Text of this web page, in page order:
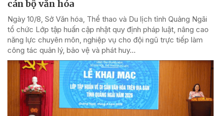
cán bộ văn hóa
Ngày 10/8, Sở Văn hóa, Thể thao và Du lịch tỉnh Quảng Ngãi
tổ chức Lớp tập huấn cập nhật quy định pháp luật, nâng cao
năng lực chuyên môn, nghiệp vụ cho đội ngũ trực tiếp làm
công tác quản lý, bảo vệ và phát huy...